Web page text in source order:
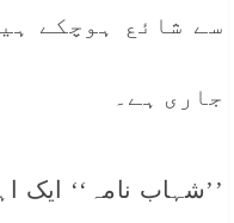
سے شائع ہوچکے
جاری ہے۔
’’شہاب نامہ‘‘ ایک